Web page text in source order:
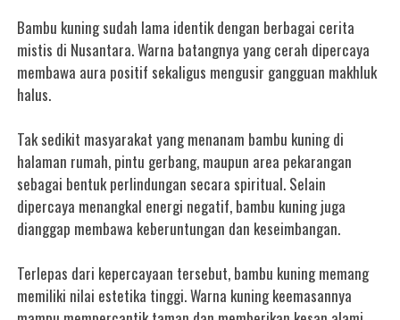
Bambu kuning sudah lama identik dengan berbagai cerita
mistis di Nusantara. Warna batangnya yang cerah dipercaya
membawa aura positif sekaligus mengusir gangguan makhluk
halus.
Tak sedikit masyarakat yang menanam bambu kuning di
halaman rumah, pintu gerbang, maupun area pekarangan
sebagai bentuk perlindungan secara spiritual. Selain
dipercaya menangkal energi negatif, bambu kuning juga
dianggap membawa keberuntungan dan keseimbangan.
Terlepas dari kepercayaan tersebut, bambu kuning memang
memiliki nilai estetika tinggi. Warna kuning keemasannya